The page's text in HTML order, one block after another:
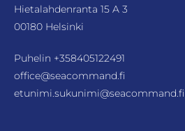
Hietalahdenranta 15 A 3
00180 Helsinki
Puhelin +358405122491
office@seacommand.fi
etunimi.sukunimi@seacommand.fi